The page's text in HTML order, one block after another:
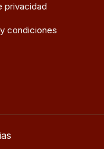
privacidad
condiciones